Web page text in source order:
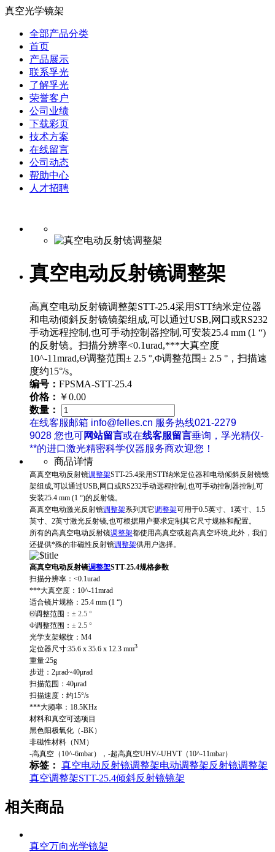
真空光学镜架
全部产品分类
首页
产品展示
联系孚光
了解孚光
荣誉客户
公司业绩
下载彩页
技术方案
在线留言
公司动态
帮助中心
人才招聘
真空电动反射镜调整架
高真空电动反射镜调整架STT-25.4采用STT纳米定位器
和电动倾斜反射镜镜架组成,可以通过USB,网口或RS232
手动远程控制,也可手动控制器控制,可安装25.4 mm (1 “)
的反射镜。扫描分辨率<0.1urad,***大真空度
10^-11mrad,Θ调整范围± 2.5 °,Φ调整范围± 2.5 °，扫描速
度约15°/s。
编号： FPSMA-STT-25.4
价格： ￥0.00
数量：
在线客服邮箱 info@felles.cn 服务热线021-2279
9028 您也可网站留言或在线客服留言垂询，孚光精仪-
**的进口激光精密科学仪器服务商欢迎您！
商品详情
高真空电动反射镜调整架STT-25.4采用STT纳米定位器和电动倾斜反射镜镜
架组成,可以通过USB,网口或RS232手动远程控制,也可手动控制器控制,可
安装25.4 mm (1 “)的反射镜。
高真空电动激光反射镜调整架系列其它调整架可用于0.5英寸、1英寸、1.5
英寸、2英寸激光反射镜,也可根据用户要求定制其它尺寸规格和配置。
所有的高真空电动反射镜调整架都使用高真空或超高真空环境,此外，我们
还提供*殊的非磁性反射镜调整架供用户选择。
高真空电动反射镜调整架STT-25.4规格参数
扫描分辨率：<0.1urad
***大真空度：10^-11mrad
适合镜片规格：25.4 mm (1 “)
Θ调整范围： ± 2.5 °
Φ调整范围： ± 2.5 °
光学支架螺纹：M4
定位器尺寸:35.6 x 35.6 x 12.3 mm3
重量:25g
步进：2μrad~40μrad
扫描范围：40μrad
扫描速度：约15°/s
***大频率：18.5KHz
材料和真空可选项目
黑色阳极氧化（-BK）
非磁性材料（NM）
-高真空（10^-6mbar），-超高真空UHV/-UHVT（10^-11mbar）
标签： 真空电动反射镜调整架电动调整架反射镜调整架
真空调整架STT-25.4倾斜反射镜镜架
相关商品
真空万向光学镜架